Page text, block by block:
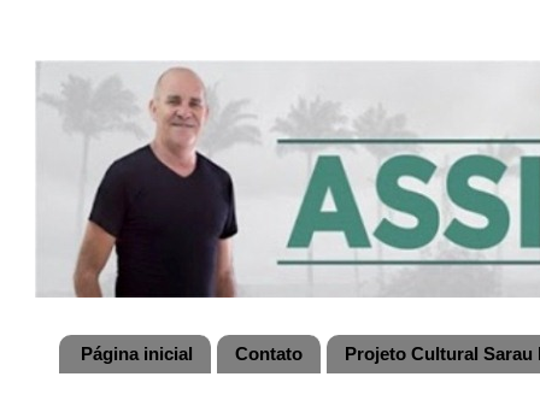
Página inicial Contato Projeto Cultural